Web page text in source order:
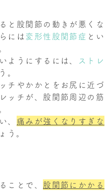
と股関節の動きが悪くな
には変形性股関節症 とい
ようにするには、
ストレ
。
チやかかとをお尻に近づ
ッチが、股関節周辺の筋
、 痛みが強くなりすぎな
う。
ことで、 股関節にかかる